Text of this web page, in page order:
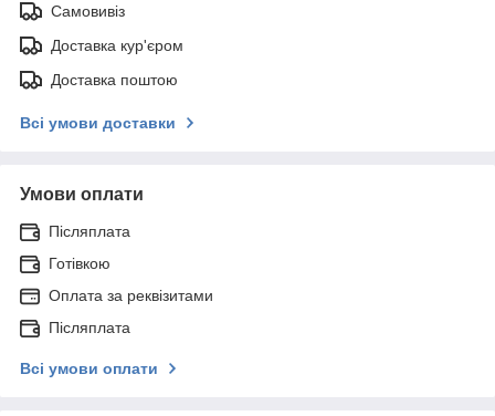
Самовивіз
Доставка кур'єром
Доставка поштою
Всі умови доставки
Умови оплати
Післяплата
Готівкою
Оплата за реквізитами
Післяплата
Всі умови оплати